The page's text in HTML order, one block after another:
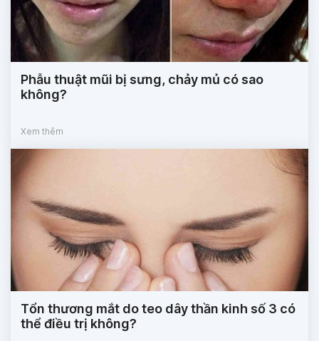
Phẫu thuật mũi bị sưng, chảy mủ có sao
không?
Xem thêm
Tổn thương mắt do teo dây thần kinh số 3 có
thể điều trị không?